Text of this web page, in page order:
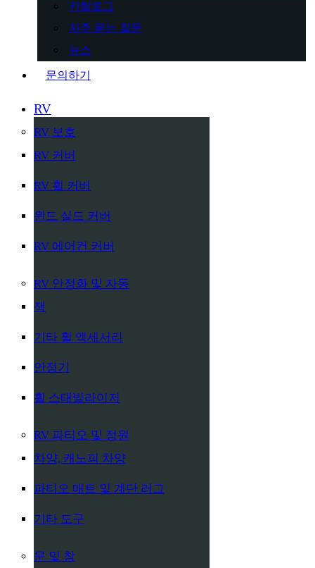
카탈로그
자주 묻는 질문
뉴스
문의하기
RV
RV 보호
RV 커버
RV 휠 커버
윈드 실드 커버
RV 에어컨 커버
RV 안정화 및 자동
잭
기타 휠 액세서리
안정기
휠 스태빌라이저
RV 파티오 및 정원
차양, 캐노피 차양
파티오 매트 및 계단 러그
기타 도구
문 및 창